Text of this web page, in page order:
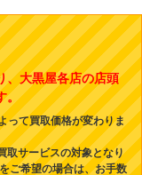
、大黒屋各店の店頭
。
って買取価格が変わりま
取サービスの対象となり
ご希望の場合は、お手数